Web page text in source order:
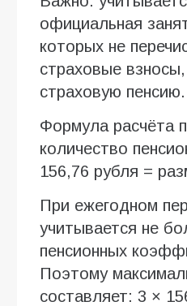
официальная
которых не
страховые
страховую пенсию.
Формула расчёта
количество
156,76 рубля =
При ежегодном
учитывается не
пенсионных
Поэтому
составляет: 3 ×